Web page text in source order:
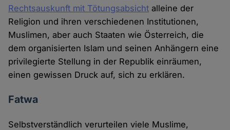
Rechtsauskunft mit Tötungsabsicht alleine der
Religion und ihren verschiedenen Institutionen,
Muslimen, aber auch Staaten wie Österreich, die
dem organisierten Islam und seinen Anhängern eine
privilegierte Stellung in der Republik einräumen,
einen gewissen Druck auf, sich zu erklären.
Fatwa
Selbstverständlich verurteilen viele Muslime,